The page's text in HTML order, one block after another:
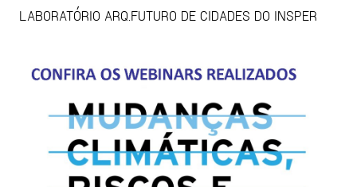
LABORATÓRIO ARQ.FUTURO DE CIDADES DO INSPER